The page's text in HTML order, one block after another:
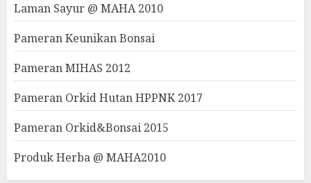
Laman Sayur @ MAHA 2010
Pameran Keunikan Bonsai
Pameran MIHAS 2012
Pameran Orkid Hutan HPPNK 2017
Pameran Orkid&Bonsai 2015
Produk Herba @ MAHA2010